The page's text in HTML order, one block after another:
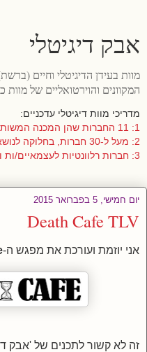
אבק דיגיטלי
מוות בעידן הדיגיטלי וחיים
המקוונים והוירטואליים של
מדריכי מוות דיגיטלי עדכניים:
1: 11 החברות שהן המכנה המשותף הרחב ביותר
2: מעל ל-30 חברות, בחלוקה לנושאים
3: חברות רלוונטיות לעצמאיים/ות ועסקים קטנים
יום חמישי, 5 בפברואר 2015
Death Cafe TLV
אני יוזמת ועורכת את מפגש ה-
זה לא קשור לתכנים של 'אבק